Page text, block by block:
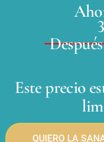
Este precio
QUIERO LA